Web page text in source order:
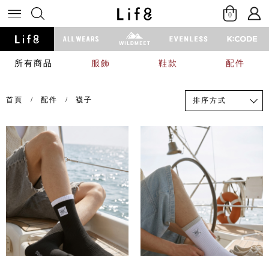
0
所有商品 服飾 鞋款 配件
首頁 配件 襪子 排序方式